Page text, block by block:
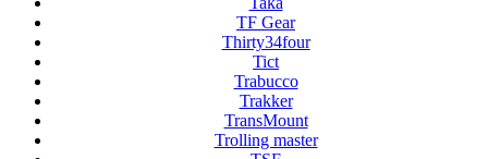
TF Gear
Thirty34four
Tict
Trabucco
Trakker
TransMount
Trolling master